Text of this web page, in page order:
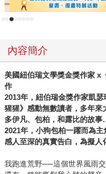
內容簡介
美國紐伯瑞文學獎金獎作家 x
作
2013年，紐伯瑞金獎作家凱
猩猩》感動無數讀者，多年
多伊凡、包柏，和露比的故
2021年，小狗包柏一躍而為
感人至深的真實告白，為擬人
我跑進荒野──這個世界風雨